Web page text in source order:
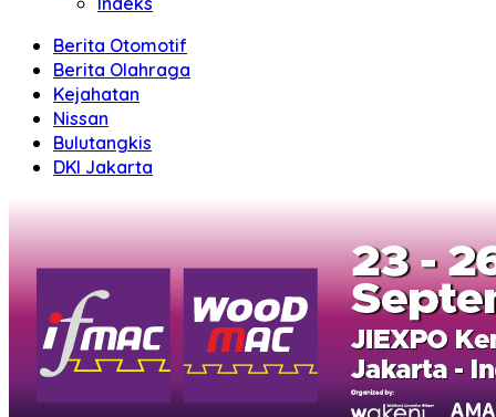
Berita Otomotif
Berita Olahraga
Kejahatan
Nissan
Bulutangkis
DKI Jakarta